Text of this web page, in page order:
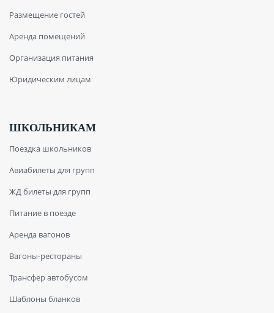
Размещение гостей
Аренда помещений
Организация питания
Юридическим лицам
ШКОЛЬНИКАМ
Поездка школьников
Авиабилеты для групп
ЖД билеты для групп
Питание в поезде
Аренда вагонов
Вагоны-рестораны
Трансфер автобусом
Шаблоны бланков